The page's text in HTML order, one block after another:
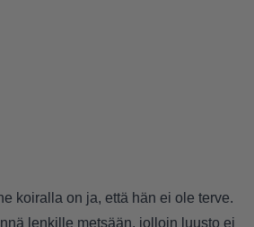
koiralla on ja, että hän ei ole terve.
lenkille metsään, jolloin luusto ei